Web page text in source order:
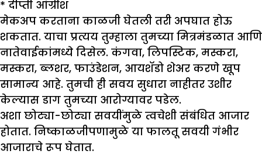
* दीप्ती आंग्रीश
मेकअप करताना काळजी घेतली तरी अपघात होऊ
शकतात. याचा प्रत्यय तुम्हाला तुमच्या मित्रमंडळात आणि
नातेवाईकांमध्ये दिसेल. कंगवा, लिपस्टिक, मस्करा,
मस्करा, ब्लशर, फाउंडेशन, आयशॅडो शेअर करणे खूप
सामान्य आहे. तुमची ही सवय सुधारा नाहीतर उशीर
केल्यास डाग तुमच्या आरोग्यावर पडेल.
अशा छोट्या-छोट्या सवयींमुळे त्वचेशी संबंधित आजार
होतात. निष्काळजीपणामुळे या फालतू सवयी गंभीर
आजाराचे रूप घेतात.